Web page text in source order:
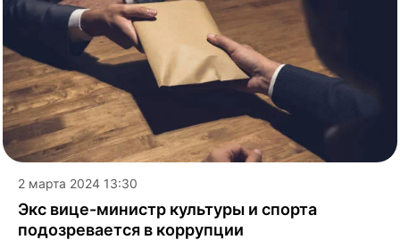
2 марта 2024 13:30
Экс вице-министр культуры и спорта
подозревается в коррупции